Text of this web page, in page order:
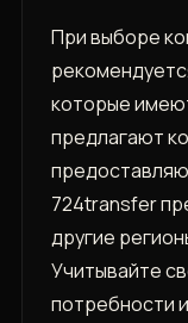
При выборе
которые
предлагают
724transfer
другие
Учитывайте
потребности